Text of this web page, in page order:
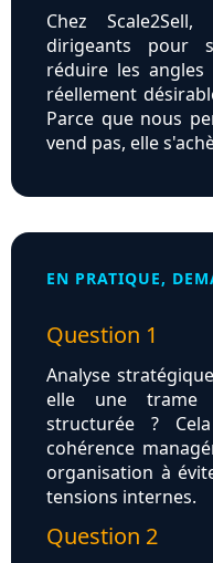
Chez
dirigeants pour
réduire les
réellement
Parce que nous
vend pas, elle
EN PRATIQUE,
Question 1
Analyse
elle une trame
structurée ?
cohérence
organisation à
tensions internes.
Question 2